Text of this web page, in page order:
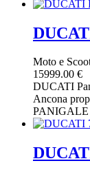
Moto e
15999.00 €
DUCATI
Ancona
PANIGALE